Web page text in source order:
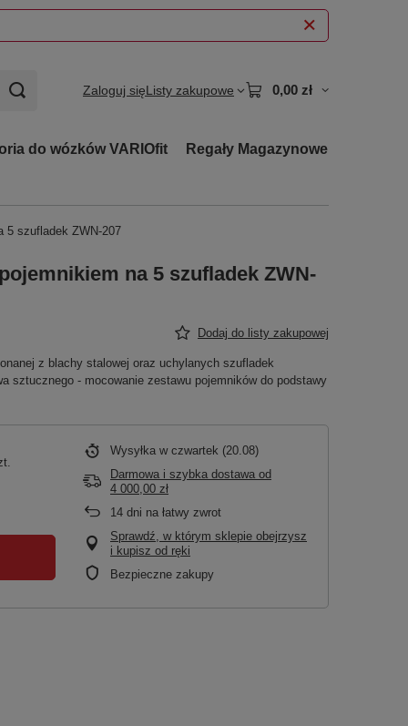
Zaloguj sięListy zakupowe 0,00 zł
do wózków VARIOfit Regały Magazynowe
5 szufladek ZWN-207
na 5 szufladek ZWN-
Dodaj do listy zakupowej
z blachy stalowej oraz uchylanych szufladek
sztucznego - mocowanie zestawu pojemników do podstawy
Wysyłka w czwartek (20.08)
Darmowa i szybka dostawa od
4 000,00 zł
14 dni na łatwy zwrot
Sprawdź, w którym sklepie obejrzysz
i kupisz od ręki
Bezpieczne zakupy